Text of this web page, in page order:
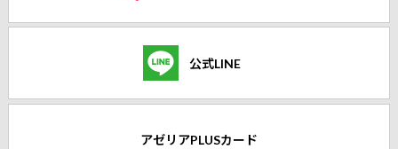
公式LINE
アゼリアPLUSカード